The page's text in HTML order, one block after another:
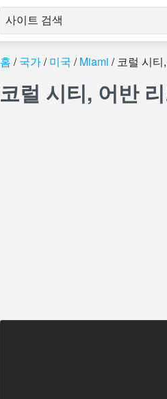
홈 국가 미국 Miami 코럴 시티
코럴 시티, 어반